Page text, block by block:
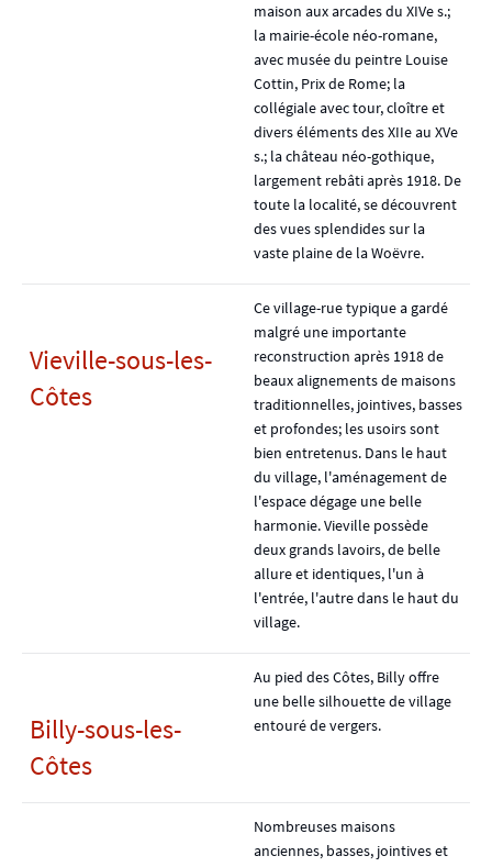
maison aux arcades du XIVe s.;
la mairie-école néo-romane,
avec musée du peintre Louise
Cottin, Prix de Rome; la
collégiale avec tour, cloître et
divers éléments des XIIe au XVe
s.; la château néo-gothique,
largement rebâti après 1918. De
toute la localité, se découvrent
des vues splendides sur la
vaste plaine de la Woëvre.
Vieville-sous-les-
Côtes
Ce village-rue typique a gardé
malgré une importante
reconstruction après 1918 de
beaux alignements de maisons
traditionnelles, jointives, basses
et profondes; les usoirs sont
bien entretenus. Dans le haut
du village, l'aménagement de
l'espace dégage une belle
harmonie. Vieville possède
deux grands lavoirs, de belle
allure et identiques, l'un à
l'entrée, l'autre dans le haut du
village.
Billy-sous-les-
Côtes
Au pied des Côtes, Billy offre
une belle silhouette de village
entouré de vergers.
Nombreuses maisons
anciennes, basses, jointives et